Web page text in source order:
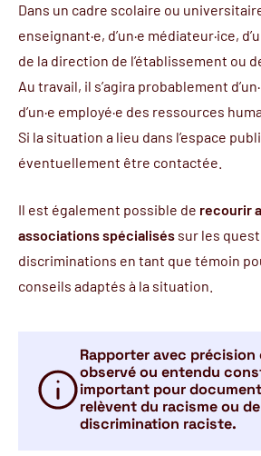
Dans un cadre scolaire ou
enseignant·e, d’un·e médiateur·ice,
de la direction de l’établissement ou
Au travail, il s’agira probablement
d’un·e employé·e des ressources
Si la situation a lieu dans l’espace
éventuellement être contactée.
Il est également possible de recourir
associations spécialisés sur les
discriminations en tant que témoin
conseils adaptés à la situation.
Rapporter avec précision
observé ou entendu
important pour
relèvent du racisme ou
discrimination raciste.